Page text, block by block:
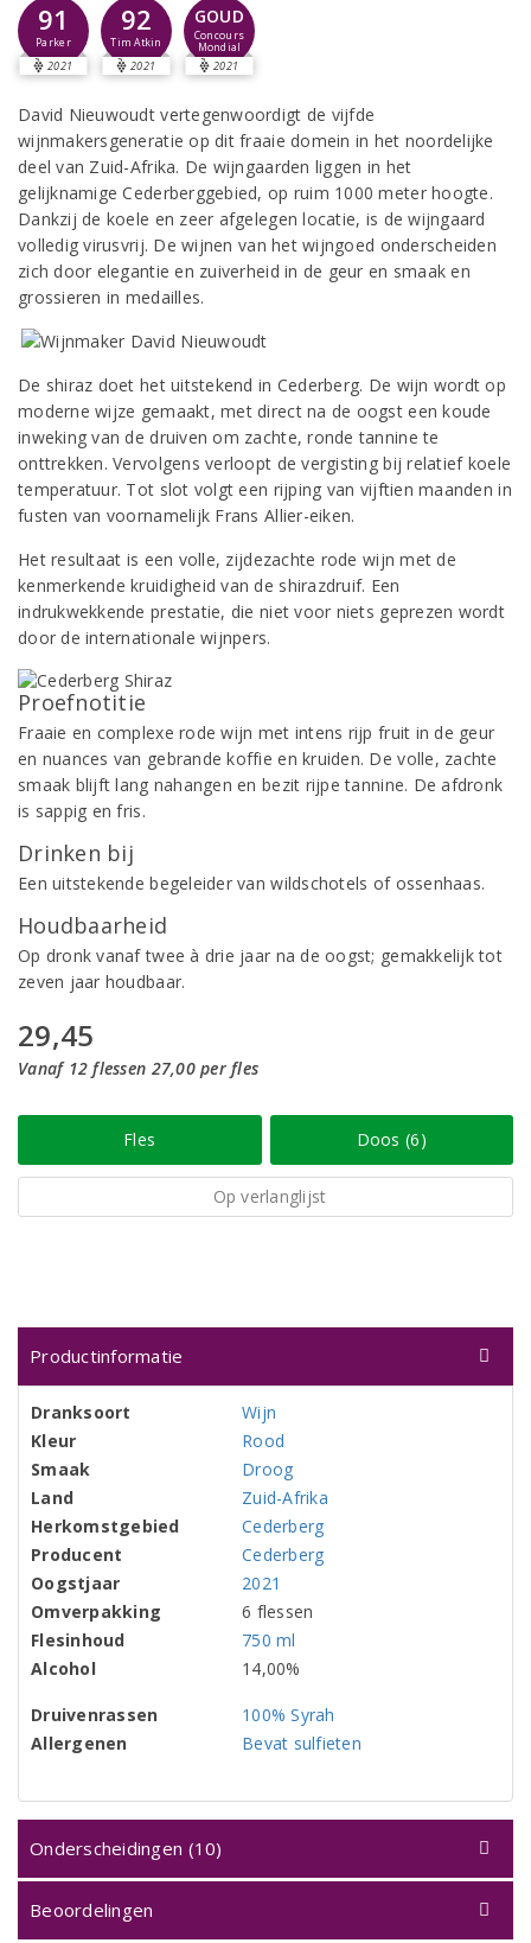
91
Parker
2021
92
Tim Atkin
2021
GOUD
Concours
Mondial
2021
David Nieuwoudt vertegenwoordigt de vijfde
wijnmakersgeneratie op dit fraaie domein in het noordelijke
deel van Zuid-Afrika. De wijngaarden liggen in het
gelijknamige Cederberggebied, op ruim 1000 meter hoogte.
Dankzij de koele en zeer afgelegen locatie, is de wijngaard
volledig virusvrij. De wijnen van het wijngoed onderscheiden
zich door elegantie en zuiverheid in de geur en smaak en
grossieren in medailles.
De shiraz doet het uitstekend in Cederberg. De wijn wordt op
moderne wijze gemaakt, met direct na de oogst een koude
inweking van de druiven om zachte, ronde tannine te
onttrekken. Vervolgens verloopt de vergisting bij relatief koele
temperatuur. Tot slot volgt een rijping van vijftien maanden in
fusten van voornamelijk Frans Allier-eiken.
Het resultaat is een volle, zijdezachte rode wijn met de
kenmerkende kruidigheid van de shirazdruif. Een
indrukwekkende prestatie, die niet voor niets geprezen wordt
door de internationale wijnpers.
Proefnotitie
Fraaie en complexe rode wijn met intens rijp fruit in de geur
en nuances van gebrande koffie en kruiden. De volle, zachte
smaak blijft lang nahangen en bezit rijpe tannine. De afdronk
is sappig en fris.
Drinken bij
Een uitstekende begeleider van wildschotels of ossenhaas.
Houdbaarheid
Op dronk vanaf twee à drie jaar na de oogst; gemakkelijk tot
zeven jaar houdbaar.
29,45
Vanaf 12 flessen 27,00 per fles
Fles Doos (6)
Op verlanglijst
Productinformatie
Dranksoort
Wijn
Kleur
Rood
Smaak
Droog
Land
Zuid-Afrika
Herkomstgebied
Cederberg
Producent
Cederberg
Oogstjaar
2021
Omverpakking
6 flessen
Flesinhoud
750 ml
Alcohol
14,00%
Druivenrassen
100% Syrah
Allergenen
Bevat sulfieten
Onderscheidingen (10)
Beoordelingen